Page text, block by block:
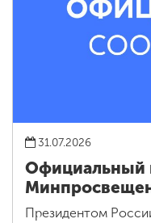
31.07.2026
Официальный
Президентом